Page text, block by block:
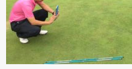
ジュニアスクール